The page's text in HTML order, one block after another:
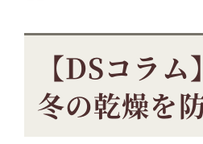
【DSコラ
冬の乾燥を